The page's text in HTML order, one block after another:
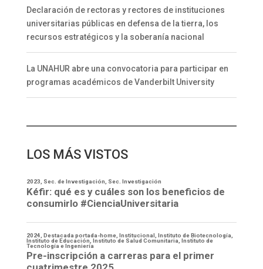
Declaración de rectoras y rectores de instituciones
universitarias públicas en defensa de la tierra, los
recursos estratégicos y la soberanía nacional
La UNAHUR abre una convocatoria para participar en
programas académicos de Vanderbilt University
LOS MÁS VISTOS